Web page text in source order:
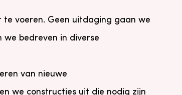
te voeren. Geen uitdaging gaan we
bedreven in diverse
van nieuwe
we constructies uit die nodig zijn